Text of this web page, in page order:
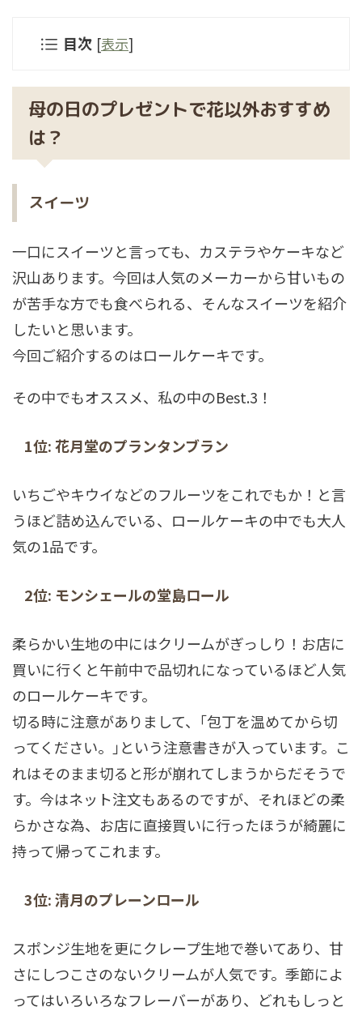
目次 [表示]
母の日のプレゼントで花以外おすすめ
は？
スイーツ
一口にスイーツと言っても、カステラやケーキなど
沢山あります。今回は人気のメーカーから甘いもの
が苦手な方でも食べられる、そんなスイーツを紹介
したいと思います。
今回ご紹介するのはロールケーキです。
その中でもオススメ、私の中のBest.3！
1位: 花月堂のプランタンブラン
いちごやキウイなどのフルーツをこれでもか！と言
うほど詰め込んでいる、ロールケーキの中でも大人
気の1品です。
2位: モンシェールの堂島ロール
柔らかい生地の中にはクリームがぎっしり！お店に
買いに行くと午前中で品切れになっているほど人気
のロールケーキです。
切る時に注意がありまして、｢包丁を温めてから切
ってください。｣という注意書きが入っています。こ
れはそのまま切ると形が崩れてしまうからだそうで
す。今はネット注文もあるのですが、それほどの柔
らかさな為、お店に直接買いに行ったほうが綺麗に
持って帰ってこれます。
3位: 清月のプレーンロール
スポンジ生地を更にクレープ生地で巻いてあり、甘
さにしつこさのないクリームが人気です。季節によ
ってはいろいろなフレーバーがあり、どれもしっと